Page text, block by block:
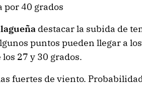
por 40 grados
destacar la subida de
puntos pueden llegar a
27 y 30 grados.
fuertes de viento.